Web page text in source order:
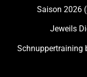
Saison 2026
Jeweils
Schnuppertraining